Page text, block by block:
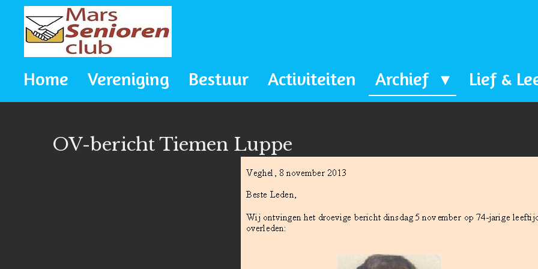
direct
naarHome Vereniging Bestuur Activiteiten Archief Lief &
OV-bericht Tiemen Luppe